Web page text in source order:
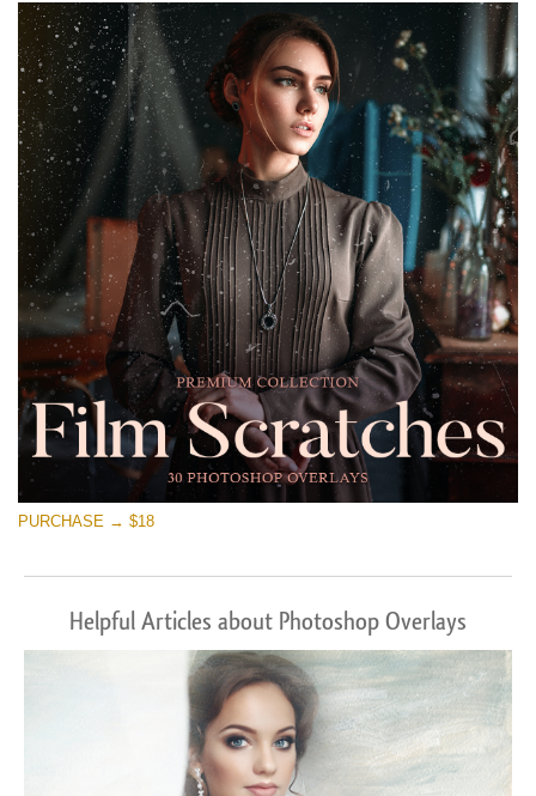
PURCHASE → $18
Helpful Articles about Photoshop Overlays